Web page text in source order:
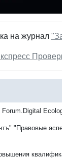
на журнал
Forum.Digital
"Правовые